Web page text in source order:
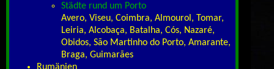
Städte rund um Porto
Avero, Viseu, Coimbra, Almourol, Tomar,
Leiria, Alcobaça, Batalha, Cós, Nazaré,
Obidos, São Martinho do Porto, Amarante,
Braga, Guimarães